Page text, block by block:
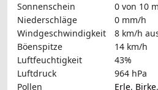
Sonnenschein
0 von 10
Niederschläge
0 mm/h
Windgeschwindigkeit
8 km/h
Böenspitze
14 km/h
Luftfeuchtigkeit
43%
Luftdruck
964 hPa
Pollen
Erle, Birke,